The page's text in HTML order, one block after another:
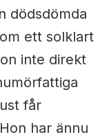
dödsdömda
ett solklart
inte direkt
får
har ännu